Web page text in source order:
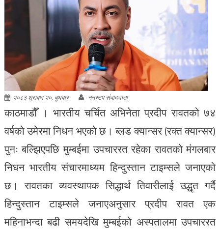
२०८३ श्रावण २०, बुधवार ननस्टप संवाददाता
काठमाडौँ । भारतीय चर्चित अभिनेता प्रदीप रावतको ७४
वर्षको उमेरमा निधन भएको छ। ब्लड क्यान्सर (रक्त क्यान्सर)
पुनः बल्झिएपछि मुम्बईमा उपचाररत रहेका रावतको मंगलबार
निधन भारतीय संचारमाध्यम हिन्दुस्तान टाइम्सले जनाएको
छ। रावतका व्यवस्थापक सिद्धार्थ तिवारीलाई उद्धृत गर्दै
हिन्दुस्तान टाइम्सले जनाएअनुसार प्रदीप रावत एक
महिनाभन्दा बढी समयदेखि मुम्बईको अस्पतालमा उपचाररत